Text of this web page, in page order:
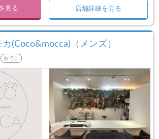
見る 店舗詳細を見る
(Coco&mocca)（メンズ）
おでこ